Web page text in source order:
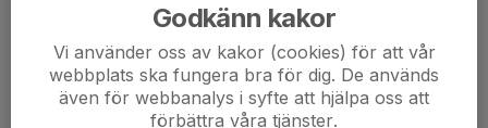
Godkänn kakor
Vi använder oss av kakor (cookies) för att vår
webbplats ska fungera bra för dig. De används
även för webbanalys i syfte att hjälpa oss att
förbättra våra tjänster.